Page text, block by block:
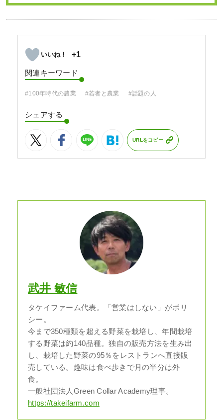
+1
関連キーワード
#100年時代の農業 #若者と農業 #話題の人
シェアする
URLをコピー
武井 敏信
タケイファーム代表。「営業はしない」がポリ
シー。
今まで350種類を超える野菜を栽培し、年間栽培
する野菜は約140品種。独自の販売方法を生み出
し、栽培した野菜の95％をレストランへ直接販
売している。趣味は食べ歩きで月の半分は外
食。
一般社団法人Green Collar Academy理事。
https://takeifarm.com